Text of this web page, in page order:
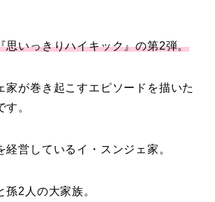
思いっきりハイキック』の第2弾。
家が巻き起こすエピソードを描いた
。
経営しているイ・スンジェ家。
2人の大家族。